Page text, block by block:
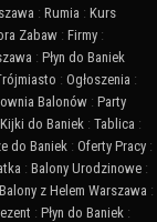
: Rumia : Kurs
Zabaw : Firmy :
: Płyn do Baniek
: Ogłoszenia :
Balonów : Party
Kijki do Baniek : Tablica :
do Baniek : Oferty Pracy :
: Balony Urodzinowe :
Balony z Helem Warszawa :
: Płyn do Baniek :